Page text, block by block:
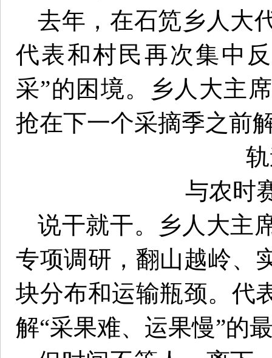
去年，在石笕乡人大
代表和村民再次集中
采”的困境。乡人大主
抢在下一个采摘季之前
与农时
说干就干。乡人大主
专项调研，翻山越岭、
块分布和运输瓶颈。代
解“采果难、运果慢”的